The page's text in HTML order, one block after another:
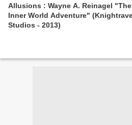
Allusions : Wayne A. Reinagel "The
Inner World Adventure"
Studios - 2013)